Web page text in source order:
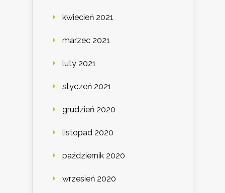
kwiecień 2021
marzec 2021
luty 2021
styczeń 2021
grudzień 2020
listopad 2020
październik 2020
wrzesień 2020